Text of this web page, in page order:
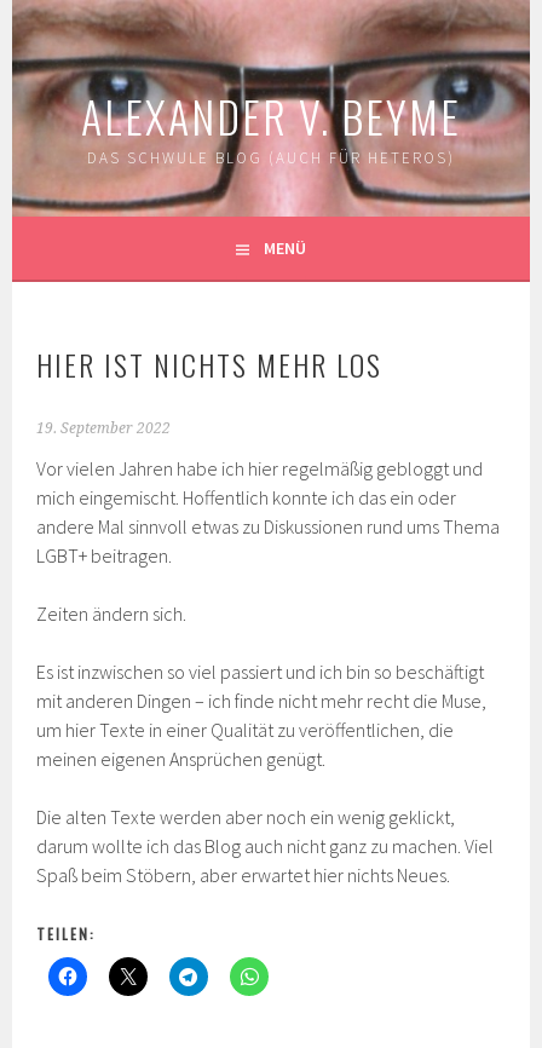
Springe
zum
Inhalt
ALEXANDER V. BEYME
DAS SCHWULE BLOG (AUCH FÜR HETEROS)
MENÜ
HIER IST NICHTS MEHR LOS
19. September 2022
Vor vielen Jahren habe ich hier regelmäßig gebloggt und
mich eingemischt. Hoffentlich konnte ich das ein oder
andere Mal sinnvoll etwas zu Diskussionen rund ums Thema
LGBT+ beitragen.
Zeiten ändern sich.
Es ist inzwischen so viel passiert und ich bin so beschäftigt
mit anderen Dingen – ich finde nicht mehr recht die Muse,
um hier Texte in einer Qualität zu veröffentlichen, die
meinen eigenen Ansprüchen genügt.
Die alten Texte werden aber noch ein wenig geklickt,
darum wollte ich das Blog auch nicht ganz zu machen. Viel
Spaß beim Stöbern, aber erwartet hier nichts Neues.
TEILEN: